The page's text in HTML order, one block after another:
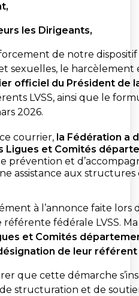
les Dirigeants,
de notre
sexuelles, le harcèlement
officiel du Président de
LVSS, ainsi que le
2026.
courrier, la Fédération a
Ligues et Comités
prévention et
assistance aux
à l’annonce faite lors
référente fédérale LVSS.
et Comités
de leur référent
que cette démarche
structuration et de